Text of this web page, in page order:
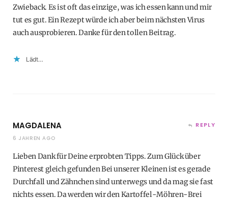
Zwieback. Es ist oft das einzige, was ich essen kann und mir
tut es gut. Ein Rezept würde ich aber beim nächsten Virus
auch ausprobieren. Danke für den tollen Beitrag.
Lädt…
MAGDALENA
6 JAHREN AGO
REPLY
Lieben Dank für Deine erprobten Tipps. Zum Glück über
Pinterest gleich gefunden Bei unserer Kleinen ist es gerade
Durchfall und Zähnchen sind unterwegs und da mag sie fast
nichts essen. Da werden wir den Kartoffel-Möhren-Brei